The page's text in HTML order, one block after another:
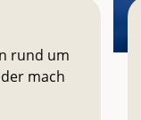
rund um
mach